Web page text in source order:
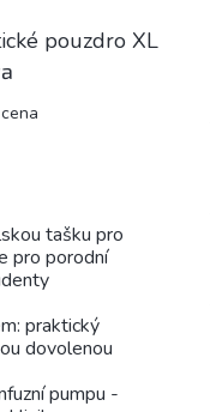
pouzdro XL
5 hvězdiček.
tašku pro
pro porodní
praktický
dovolenou
pumpu -